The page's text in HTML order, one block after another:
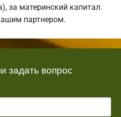
за материнский капитал.
партнером.
задать вопрос